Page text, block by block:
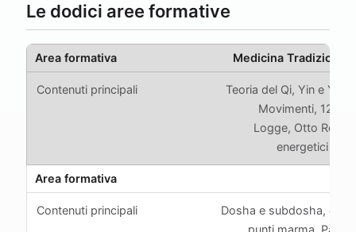
Le dodici aree formative
Medicina
Teoria del Qi, Yin e
Movimenti, 12
Logge, Otto
energetici
Dosha e subdosha,